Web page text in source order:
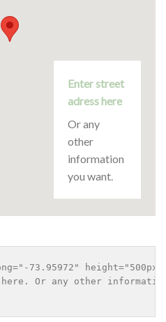
Enter street
adress here
Or any
other
information
you want.
73.95972"
Or any other